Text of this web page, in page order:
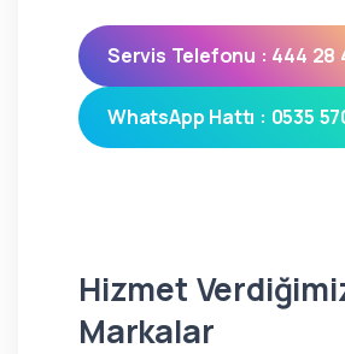
Servis Telefonu : 444 28
WhatsApp Hattı : 0535
Hizmet
Markalar